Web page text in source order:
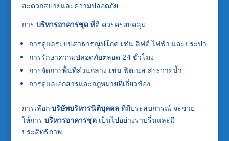
สะดวกสบายและความปลอดภัย
การ บริหารอาคารชุดที่ดี ควรครอบคลุม
การดูแลระบบสาธารณูปโภค เช่น ลิฟต์ ไฟฟ้า และประปา
การรักษาความปลอดภัยตลอด 24 ชั่วโมง
การจัดการพื้นที่ส่วนกลาง เช่น ฟิตเนส สระว่ายน้ำ
การดูแลเอกสารและกฎหมายที่เกี่ยวข้อง
การเลือก บริษัทบริหารนิติบุคคล ที่มีประสบการณ์ จะช่วย
ให้การ บริหารอาคารชุดเป็นไปอย่างราบรื่นและมี
ประสิทธิภาพ